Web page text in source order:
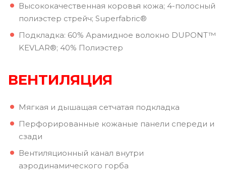
Высококачественная коровья кожа; 4-полосный
полиэстер стрейч; Superfabric®
Подкладка: 60% Арамидное волокно DUPONT™
KEVLAR®; 40% Полиэстер
ВЕНТИЛЯЦИЯ
Мягкая и дышащая сетчатая подкладка
Перфорированные кожаные панели спереди и
сзади
Вентиляционный канал внутри
аэродинамического горба